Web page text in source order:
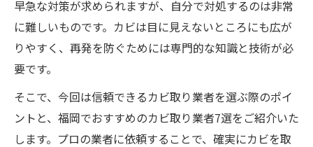
早急な対策が求められますが、自分で対処するのは非常
に難しいものです。カビは目に見えないところにも広が
りやすく、再発を防ぐためには専門的な知識と技術が必
要です。
そこで、今回は信頼できるカビ取り業者を選ぶ際のポイ
ントと、福岡でおすすめのカビ取り業者7選をご紹介いた
します。プロの業者に依頼することで、確実にカビを取